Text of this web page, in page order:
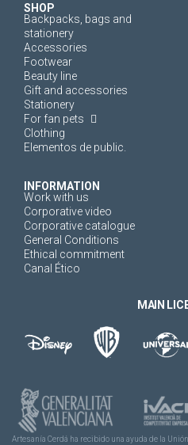
SHOP
Backpacks, bags and
stationery
Accessories
Footwear
Beauty line
Gift and accessories
Stationery
For fan pets
Clothing
Elementos de public.
INFORMATION
Work with us
Corporative video
Corporative catalogue
General Conditions
Ethical commitment
Canal Ético
MAIN
Artesanía Cerdá ha recibido una ayuda de la